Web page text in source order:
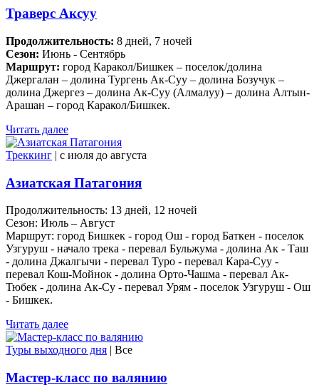
Траверс Аксуу
Продолжительность: 8 дней, 7 ночей
Сезон: Июнь - Сентябрь
Маршрут: город Каракол/Бишкек – поселок/долина
Джергалан – долина Тургень Ак-Суу – долина Бозучук –
долина Джергез – долина Ак-Суу (Алмалуу) – долина Алтын-
Арашан – город Каракол/Бишкек.
Читать далее
Треккинг | c июля до августа
Азиатская Патагония
Продолжительность: 13 дней, 12 ночей
Сезон: Июль – Август
Маршрут: город Бишкек - город Ош - город Баткен - поселок
Узгуруш - начало трека - перевал Бульжума - долина Ак - Таш
- долина Джалгычи - перевал Туро - перевал Кара-Суу -
перевал Кош-Мойнок - долина Орто-Чашма - перевал Ак-
Тюбек - долина Ак-Су - перевал Урям - поселок Узгуруш - Ош
- Бишкек.
Читать далее
Туры выходного дня | Все
Мастер-класс по валянию